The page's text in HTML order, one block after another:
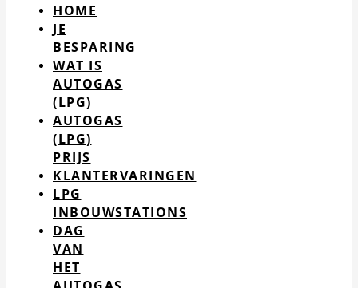
HOME
JE
BESPARING
WAT IS
AUTOGAS
(LPG)
AUTOGAS
(LPG)
PRIJS
KLANTERVARINGEN
LPG
INBOUWSTATIONS
DAG
VAN
HET